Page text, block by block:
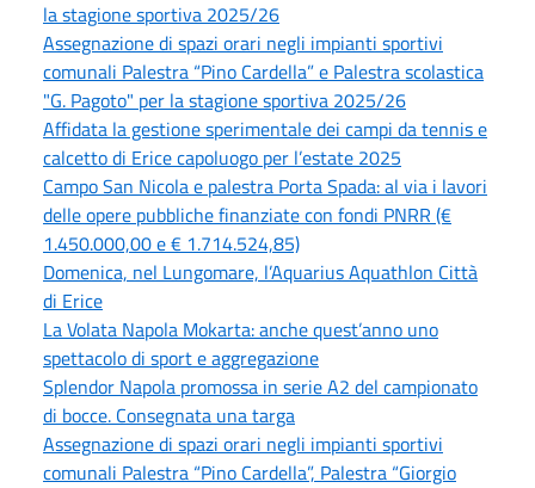
la stagione sportiva 2025/26
Assegnazione di spazi orari negli impianti sportivi
comunali Palestra “Pino Cardella” e Palestra scolastica
"G. Pagoto" per la stagione sportiva 2025/26
Affidata la gestione sperimentale dei campi da tennis e
calcetto di Erice capoluogo per l’estate 2025
Campo San Nicola e palestra Porta Spada: al via i lavori
delle opere pubbliche finanziate con fondi PNRR (€
1.450.000,00 e € 1.714.524,85)
Domenica, nel Lungomare, l’Aquarius Aquathlon Città
di Erice
La Volata Napola Mokarta: anche quest’anno uno
spettacolo di sport e aggregazione
Splendor Napola promossa in serie A2 del campionato
di bocce. Consegnata una targa
Assegnazione di spazi orari negli impianti sportivi
comunali Palestra “Pino Cardella”, Palestra “Giorgio